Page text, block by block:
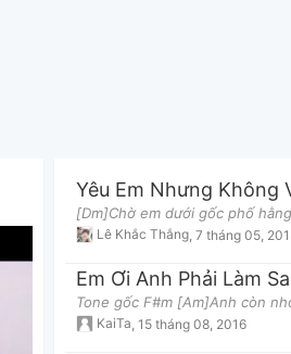
Yêu Em Nhưng Không
[Dm]Chờ em dưới gốc phố
Lê Khắc Thắng 7 tháng 05,
Em Ơi Anh Phải Làm
Tone gốc F#m [Am]Anh còn
KaiTa 15 tháng 08, 2016